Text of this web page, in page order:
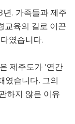
. 가족들과 제주
교육의 길로 이끈
였습니다.
제주도가 '연간
였습니다. 그의
하지 않은 이유